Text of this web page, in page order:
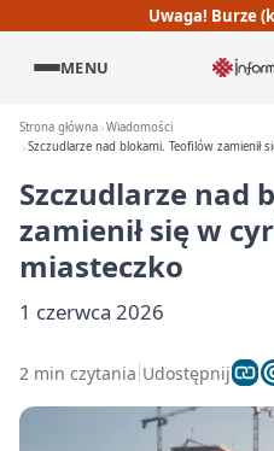
Uwaga! Burze
MENU
Strona główna Wiadomości
Szczudlarze nad blokami. Teofilów zamienił
Szczudlarze nad
zamienił się w
miasteczko
1 czerwca 2026
2 min czytania Udostępnij